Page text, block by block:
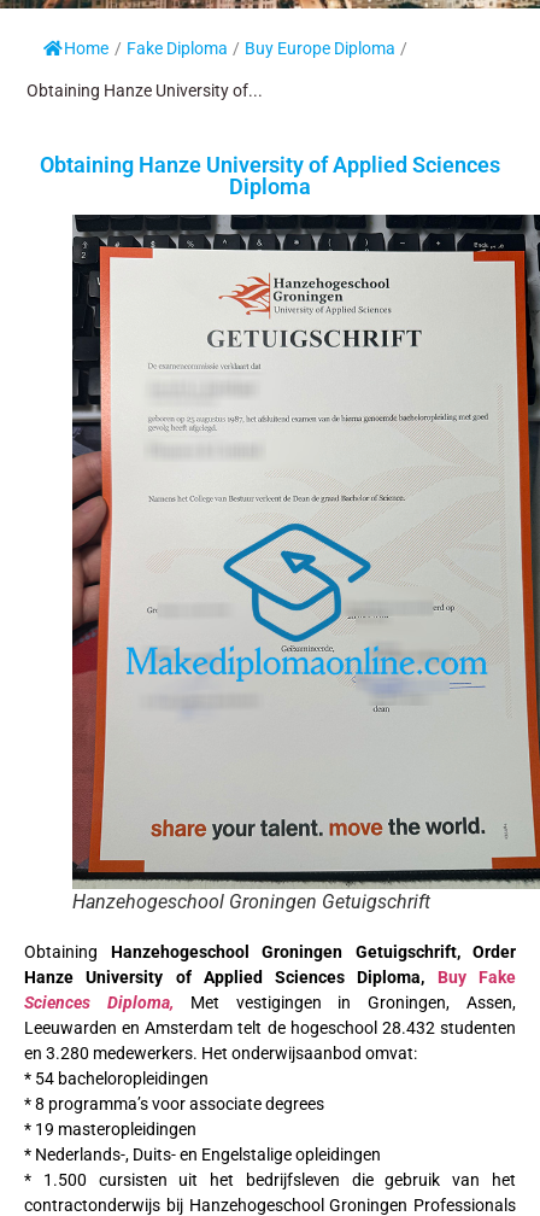
Home / Fake Diploma / Buy Europe Diploma /
Obtaining Hanze University of...
Obtaining Hanze University of Applied Sciences
Diploma
Hanzehogeschool Groningen Getuigschrift
Obtaining Hanzehogeschool Groningen Getuigschrift, Order
Hanze University of Applied Sciences Diploma, Buy Fake
Sciences Diploma, Met vestigingen in Groningen, Assen,
Leeuwarden en Amsterdam telt de hogeschool 28.432 studenten
en 3.280 medewerkers. Het onderwijsaanbod omvat:
* 54 bacheloropleidingen
* 8 programma’s voor associate degrees
* 19 masteropleidingen
* Nederlands-, Duits- en Engelstalige opleidingen
* 1.500 cursisten uit het bedrijfsleven die gebruik van het
contractonderwijs bij Hanzehogeschool Groningen Professionals